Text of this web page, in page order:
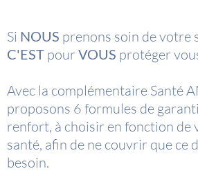
Si NOUS prenons soin de votre
C'EST pourVOUS protéger
Avec la complémentaire Santé
proposons 6 formules de
renfort, à choisir en fonction de
santé, afin de ne couvrir que ce
besoin.